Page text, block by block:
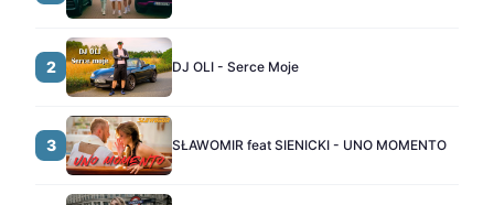
2 DJ OLI - Serce Moje
3 SŁAWOMIR feat SIENICKI - UNO MOMENTO